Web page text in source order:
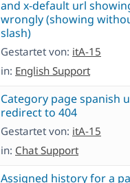
and x-default url
wrongly (showing
slash)
Gestartet von: itA-15
in: English Support
Category page spanish
redirect to 404
Gestartet von: itA-15
in: Chat Support
Assigned history for a